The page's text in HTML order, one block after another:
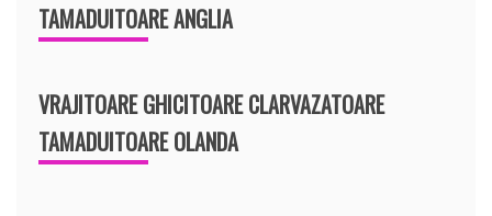
TAMADUITOARE ANGLIA
VRAJITOARE GHICITOARE CLARVAZATOARE
TAMADUITOARE OLANDA